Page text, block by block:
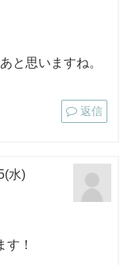
と思いますね。
返信
水)
！